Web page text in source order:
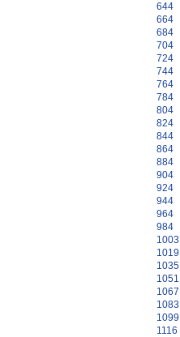
644
664
684
704
724
744
764
784
804
824
844
864
884
904
924
944
964
984
1003
1019
1035
1051
1067
1083
1099
1116